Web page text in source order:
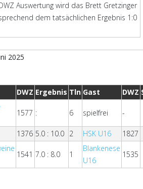
Auswertung wird das Brett Gretzinger
dem tatsächlichen Ergebnis 1:0
2025
DWZ Ergebnis Tln Gast DWZ
1577 : 6 spielfrei -
1376 5.0 : 10.0 2 HSK U16 1827
1541 7.0 : 8.0 1
Blankenese
U16
1535